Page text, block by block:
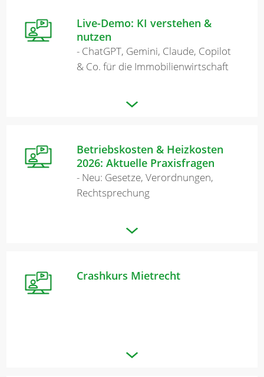
Live-Demo: KI verstehen &
nutzen
- ChatGPT, Gemini, Claude, Copilot
& Co. für die Immobilienwirtschaft
Betriebskosten & Heizkosten
2026: Aktuelle Praxisfragen
- Neu: Gesetze, Verordnungen,
Rechtsprechung
Crashkurs Mietrecht